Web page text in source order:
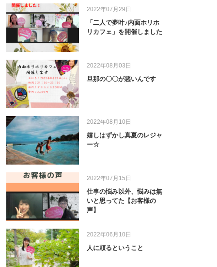
2022年07月29日
「二人で夢叶♪内面ホリホ
リカフェ」を開催しました
2022年08月03日
旦那の〇〇が悪いんです
2022年08月10日
嬉しはずかし真夏のレジャ
ー☆
2022年07月15日
仕事の悩み以外、悩みは無
いと思ってた【お客様の
声】
2022年06月10日
人に頼るということ